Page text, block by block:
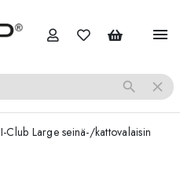
menu
search close
I-Club Large seinä-/kattovalaisin